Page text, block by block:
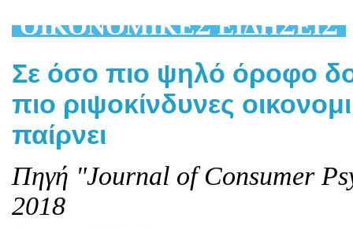
ΟΙΚΟΝΟΜΙΚΕΣ ΕΙΔΗΣΕΙΣ
Σε όσο πιο ψηλό όροφο
πιο ριψοκίνδυνες
παίρνει
Πηγή "Journal of Consumer
2018